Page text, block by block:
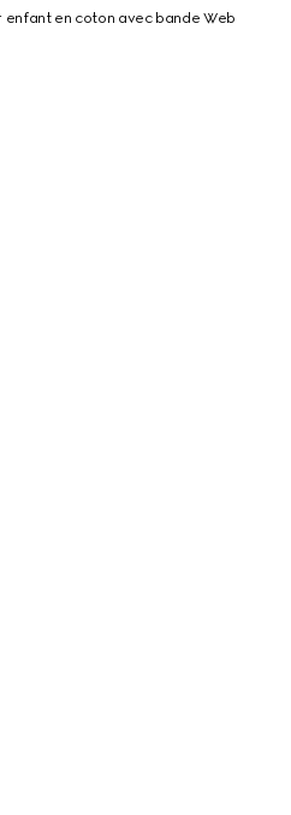
enfant en coton avec bande Web